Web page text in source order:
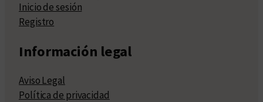
Inicio de sesión
Registro
Información legal
Aviso Legal
Política de privacidad